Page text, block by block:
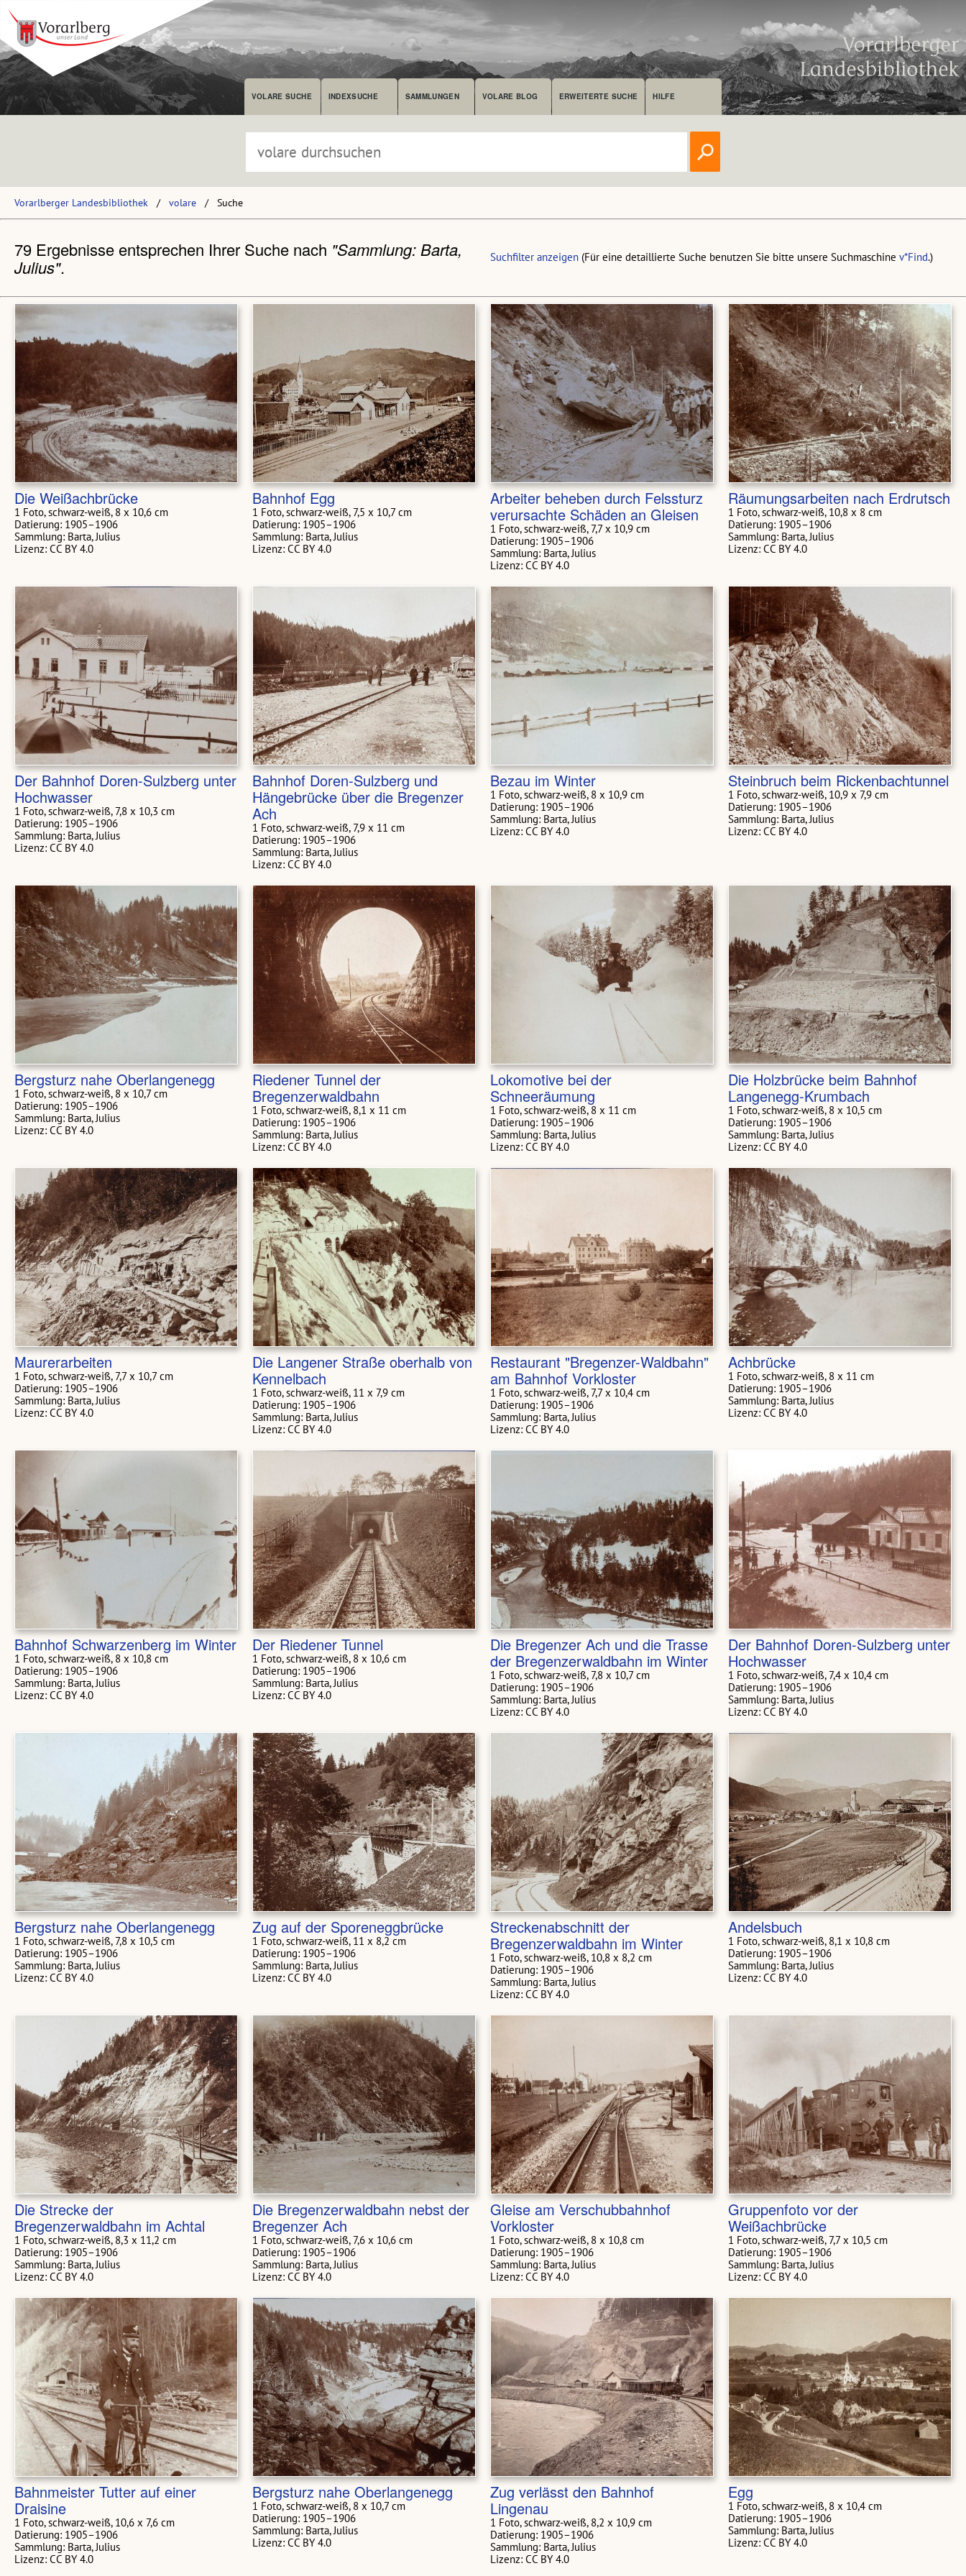
VOLARE SUCHE INDEXSUCHE SAMMLUNGEN VOLARE BLOG ERWEITERTE SUCHE HILFE
Vorarlberger Landesbibliothek volare Suche
79 Ergebnisse entsprechen Ihrer Suche nach "Sammlung: Barta,
Julius". Suchfilter anzeigen (Für eine detaillierte Suche benutzen Sie bitte unsere Suchmaschine v*Find.)
Die Weißachbrücke
1 Foto, schwarz-weiß, 8 x 10,6 cm
Datierung: 1905–1906
Sammlung: Barta, Julius
Lizenz: CC BY 4.0
Bahnhof Egg
1 Foto, schwarz-weiß, 7,5 x 10,7 cm
Datierung: 1905–1906
Sammlung: Barta, Julius
Lizenz: CC BY 4.0
Arbeiter beheben durch Felssturz
verursachte Schäden an Gleisen
1 Foto, schwarz-weiß, 7,7 x 10,9 cm
Datierung: 1905–1906
Sammlung: Barta, Julius
Lizenz: CC BY 4.0
Räumungsarbeiten nach Erdrutsch
1 Foto, schwarz-weiß, 10,8 x 8 cm
Datierung: 1905–1906
Sammlung: Barta, Julius
Lizenz: CC BY 4.0
Der Bahnhof Doren-Sulzberg unter
Hochwasser
1 Foto, schwarz-weiß, 7,8 x 10,3 cm
Datierung: 1905–1906
Sammlung: Barta, Julius
Lizenz: CC BY 4.0
Bahnhof Doren-Sulzberg und
Hängebrücke über die Bregenzer
Ach
1 Foto, schwarz-weiß, 7,9 x 11 cm
Datierung: 1905–1906
Sammlung: Barta, Julius
Lizenz: CC BY 4.0
Bezau im Winter
1 Foto, schwarz-weiß, 8 x 10,9 cm
Datierung: 1905–1906
Sammlung: Barta, Julius
Lizenz: CC BY 4.0
Steinbruch beim Rickenbachtunnel
1 Foto, schwarz-weiß, 10,9 x 7,9 cm
Datierung: 1905–1906
Sammlung: Barta, Julius
Lizenz: CC BY 4.0
Bergsturz nahe Oberlangenegg
1 Foto, schwarz-weiß, 8 x 10,7 cm
Datierung: 1905–1906
Sammlung: Barta, Julius
Lizenz: CC BY 4.0
Riedener Tunnel der
Bregenzerwaldbahn
1 Foto, schwarz-weiß, 8,1 x 11 cm
Datierung: 1905–1906
Sammlung: Barta, Julius
Lizenz: CC BY 4.0
Lokomotive bei der
Schneeräumung
1 Foto, schwarz-weiß, 8 x 11 cm
Datierung: 1905–1906
Sammlung: Barta, Julius
Lizenz: CC BY 4.0
Die Holzbrücke beim Bahnhof
Langenegg-Krumbach
1 Foto, schwarz-weiß, 8 x 10,5 cm
Datierung: 1905–1906
Sammlung: Barta, Julius
Lizenz: CC BY 4.0
Maurerarbeiten
1 Foto, schwarz-weiß, 7,7 x 10,7 cm
Datierung: 1905–1906
Sammlung: Barta, Julius
Lizenz: CC BY 4.0
Die Langener Straße oberhalb von
Kennelbach
1 Foto, schwarz-weiß, 11 x 7,9 cm
Datierung: 1905–1906
Sammlung: Barta, Julius
Lizenz: CC BY 4.0
Restaurant "Bregenzer-Waldbahn"
am Bahnhof Vorkloster
1 Foto, schwarz-weiß, 7,7 x 10,4 cm
Datierung: 1905–1906
Sammlung: Barta, Julius
Lizenz: CC BY 4.0
Achbrücke
1 Foto, schwarz-weiß, 8 x 11 cm
Datierung: 1905–1906
Sammlung: Barta, Julius
Lizenz: CC BY 4.0
Bahnhof Schwarzenberg im Winter
1 Foto, schwarz-weiß, 8 x 10,8 cm
Datierung: 1905–1906
Sammlung: Barta, Julius
Lizenz: CC BY 4.0
Der Riedener Tunnel
1 Foto, schwarz-weiß, 8 x 10,6 cm
Datierung: 1905–1906
Sammlung: Barta, Julius
Lizenz: CC BY 4.0
Die Bregenzer Ach und die Trasse
der Bregenzerwaldbahn im Winter
1 Foto, schwarz-weiß, 7,8 x 10,7 cm
Datierung: 1905–1906
Sammlung: Barta, Julius
Lizenz: CC BY 4.0
Der Bahnhof Doren-Sulzberg unter
Hochwasser
1 Foto, schwarz-weiß, 7,4 x 10,4 cm
Datierung: 1905–1906
Sammlung: Barta, Julius
Lizenz: CC BY 4.0
Bergsturz nahe Oberlangenegg
1 Foto, schwarz-weiß, 7,8 x 10,5 cm
Datierung: 1905–1906
Sammlung: Barta, Julius
Lizenz: CC BY 4.0
Zug auf der Sporeneggbrücke
1 Foto, schwarz-weiß, 11 x 8,2 cm
Datierung: 1905–1906
Sammlung: Barta, Julius
Lizenz: CC BY 4.0
Streckenabschnitt der
Bregenzerwaldbahn im Winter
1 Foto, schwarz-weiß, 10,8 x 8,2 cm
Datierung: 1905–1906
Sammlung: Barta, Julius
Lizenz: CC BY 4.0
Andelsbuch
1 Foto, schwarz-weiß, 8,1 x 10,8 cm
Datierung: 1905–1906
Sammlung: Barta, Julius
Lizenz: CC BY 4.0
Die Strecke der
Bregenzerwaldbahn im Achtal
1 Foto, schwarz-weiß, 8,3 x 11,2 cm
Datierung: 1905–1906
Sammlung: Barta, Julius
Lizenz: CC BY 4.0
Die Bregenzerwaldbahn nebst der
Bregenzer Ach
1 Foto, schwarz-weiß, 7,6 x 10,6 cm
Datierung: 1905–1906
Sammlung: Barta, Julius
Lizenz: CC BY 4.0
Gleise am Verschubbahnhof
Vorkloster
1 Foto, schwarz-weiß, 8 x 10,8 cm
Datierung: 1905–1906
Sammlung: Barta, Julius
Lizenz: CC BY 4.0
Gruppenfoto vor der
Weißachbrücke
1 Foto, schwarz-weiß, 7,7 x 10,5 cm
Datierung: 1905–1906
Sammlung: Barta, Julius
Lizenz: CC BY 4.0
Bahnmeister Tutter auf einer
Draisine
1 Foto, schwarz-weiß, 10,6 x 7,6 cm
Datierung: 1905–1906
Sammlung: Barta, Julius
Lizenz: CC BY 4.0
Bergsturz nahe Oberlangenegg
1 Foto, schwarz-weiß, 8 x 10,7 cm
Datierung: 1905–1906
Sammlung: Barta, Julius
Lizenz: CC BY 4.0
Zug verlässt den Bahnhof
Lingenau
1 Foto, schwarz-weiß, 8,2 x 10,9 cm
Datierung: 1905–1906
Sammlung: Barta, Julius
Lizenz: CC BY 4.0
Egg
1 Foto, schwarz-weiß, 8 x 10,4 cm
Datierung: 1905–1906
Sammlung: Barta, Julius
Lizenz: CC BY 4.0